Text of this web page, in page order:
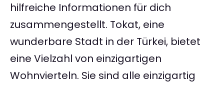
hilfreiche Informationen für dich
zusammengestellt. Tokat, eine
wunderbare Stadt in der Türkei, bietet
eine Vielzahl von einzigartigen
Wohnvierteln. Sie sind alle einzigartig